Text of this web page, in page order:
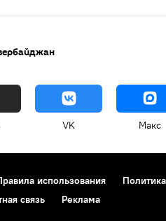
VK Макс
использования
связь Реклама